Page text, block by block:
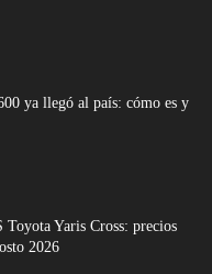
ya llegó al país: cómo es y
Yaris Cross: precios
2026